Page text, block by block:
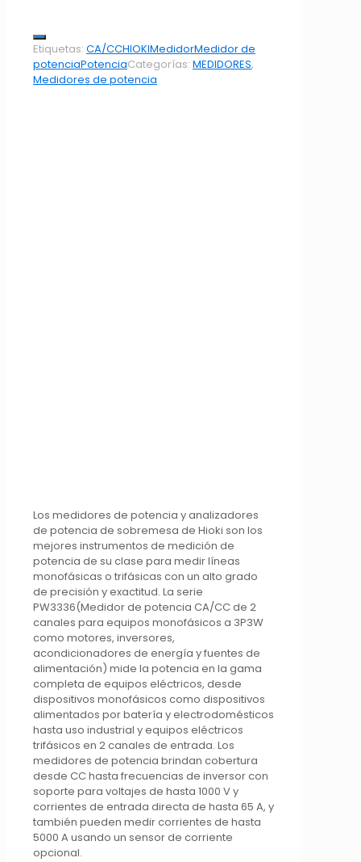
Etiquetas: CA/CCHIOKIMedidorMedidor de
potenciaPotenciaCategorías: MEDIDORES,
Medidores de potencia
Los medidores de potencia y analizadores
de potencia de sobremesa de Hioki son los
mejores instrumentos de medición de
potencia de su clase para medir líneas
monofásicas o trifásicas con un alto grado
de precisión y exactitud. La serie
PW3336(Medidor de potencia CA/CC de 2
canales para equipos monofásicos a 3P3W
como motores, inversores,
acondicionadores de energía y fuentes de
alimentación) mide la potencia en la gama
completa de equipos eléctricos, desde
dispositivos monofásicos como dispositivos
alimentados por batería y electrodomésticos
hasta uso industrial y equipos eléctricos
trifásicos en 2 canales de entrada. Los
medidores de potencia brindan cobertura
desde CC hasta frecuencias de inversor con
soporte para voltajes de hasta 1000 V y
corrientes de entrada directa de hasta 65 A, y
también pueden medir corrientes de hasta
5000 A usando un sensor de corriente
opcional.